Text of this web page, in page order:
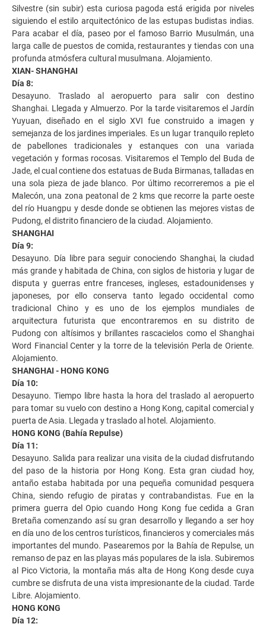
Silvestre (sin subir) esta curiosa pagoda está erigida por niveles
siguiendo el estilo arquitectónico de las estupas budistas indias.
Para acabar el día, paseo por el famoso Barrio Musulmán, una
larga calle de puestos de comida, restaurantes y tiendas con una
profunda atmósfera cultural musulmana. Alojamiento.
XIAN- SHANGHAI
Día 8:
Desayuno. Traslado al aeropuerto para salir con destino
Shanghai. Llegada y Almuerzo. Por la tarde visitaremos el Jardín
Yuyuan, diseñado en el siglo XVI fue construido a imagen y
semejanza de los jardines imperiales. Es un lugar tranquilo repleto
de pabellones tradicionales y estanques con una variada
vegetación y formas rocosas. Visitaremos el Templo del Buda de
Jade, el cual contiene dos estatuas de Buda Birmanas, talladas en
una sola pieza de jade blanco. Por último recorreremos a pie el
Malecón, una zona peatonal de 2 kms que recorre la parte oeste
del río Huangpu y desde donde se obtienen las mejores vistas de
Pudong, el distrito financiero de la ciudad. Alojamiento.
SHANGHAI
Día 9:
Desayuno. Día libre para seguir conociendo Shanghai, la ciudad
más grande y habitada de China, con siglos de historia y lugar de
disputa y guerras entre franceses, ingleses, estadounidenses y
japoneses, por ello conserva tanto legado occidental como
tradicional Chino y es uno de los ejemplos mundiales de
arquitectura futurista que encontraremos en su distrito de
Pudong con altísimos y brillantes rascacielos como el Shanghai
Word Financial Center y la torre de la televisión Perla de Oriente.
Alojamiento.
SHANGHAI - HONG KONG
Día 10:
Desayuno. Tiempo libre hasta la hora del traslado al aeropuerto
para tomar su vuelo con destino a Hong Kong, capital comercial y
puerta de Asia. Llegada y traslado al hotel. Alojamiento.
HONG KONG (Bahía Repulse)
Día 11:
Desayuno. Salida para realizar una visita de la ciudad disfrutando
del paso de la historia por Hong Kong. Esta gran ciudad hoy,
antaño estaba habitada por una pequeña comunidad pesquera
China, siendo refugio de piratas y contrabandistas. Fue en la
primera guerra del Opio cuando Hong Kong fue cedida a Gran
Bretaña comenzando así su gran desarrollo y llegando a ser hoy
en día uno de los centros turísticos, financieros y comerciales más
importantes del mundo. Pasearemos por la Bahía de Repulse, un
remanso de paz en las playas más populares de la isla. Subiremos
al Pico Victoria, la montaña más alta de Hong Kong desde cuya
cumbre se disfruta de una vista impresionante de la ciudad. Tarde
Libre. Alojamiento.
HONG KONG
Día 12: